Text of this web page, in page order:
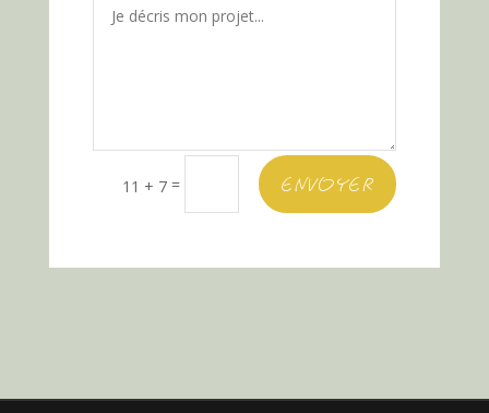
11 + 7 = ENVOYER